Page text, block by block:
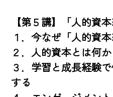
【第５講】「人的資
１．今なぜ「人的資
２．人的資本とは何か
３．学習と成長経験
する